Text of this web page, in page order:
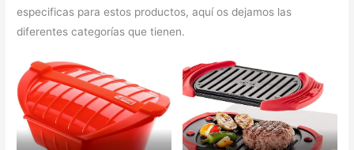
especificas para estos productos, aquí os dejamos las
diferentes categorías que tienen.